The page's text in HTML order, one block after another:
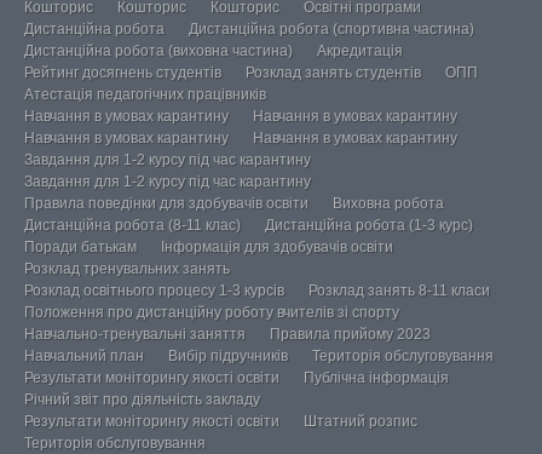
Кошторис
Кошторис Кошторис
Освітні програми
Дистанційна робота
Дистанційна робота (спортивна частина)
Дистанційна робота (виховна частина)
Акредитація
Рейтинг досягнень студентів
Розклад занять студентів
ОПП
Атестація педагогічних працівників
Навчання в умовах карантину
Навчання в умовах карантину
Навчання в умовах карантину
Навчання в умовах карантину
Завдання для 1-2 курсу під час карантину
Завдання для 1-2 курсу під час карантину
Правила поведінки для здобувачів освіти
Виховна робота
Дистанційна робота (8-11 клас)
Дистанційна робота (1-3 курс)
Поради батькам
Інформація для здобувачів освіти
Розклад тренувальних занять
Розклад освітнього процесу 1-3 курсів
Розклад занять 8-11 класи
Положення про дистанційну роботу вчителів зі спорту
Навчально-тренувальні заняття
Правила прийому 2023
Навчальний план
Вибір підручників
Територія обслуговування
Результати моніторингу якості освіти
Публічна інформація
Річний звіт про діяльність закладу
Результати моніторингу якості освіти
Штатний розпис
Територія обслуговування